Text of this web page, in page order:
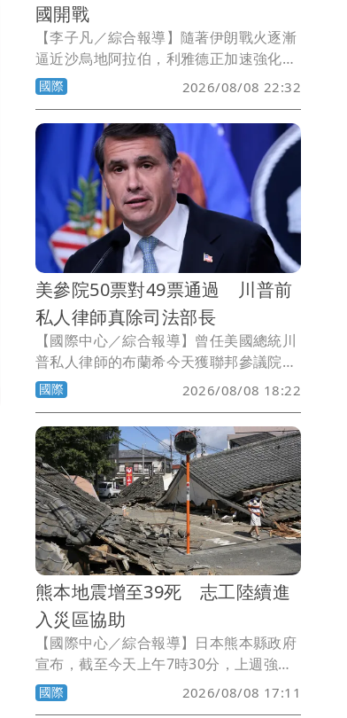
國開戰
【李子凡／綜合報導】隨著伊朗戰火逐漸
逼近沙烏地阿拉伯，利雅德正加速強化自
身安全防線。巴基斯坦與土耳其周五在麥
加與沙烏地簽署一項類似北約的共同防禦
協議，明定任何一國遭到攻擊，都將被視
為對三國全體的攻擊。
國際 2026/08/08 22:32
美參院50票對49票通過 川普前
私人律師真除司法部長
【國際中心／綜合報導】曾任美國總統川
普私人律師的布蘭希今天獲聯邦參議院確
認出任司法部長。儘管民主黨對司法部政
治化引以為憂，共和黨人對此滿不在乎。
國際 2026/08/08 18:22
熊本地震增至39死 志工陸續進
入災區協助
【國際中心／綜合報導】日本熊本縣政府
宣布，截至今天上午7時30分，上週強震
的罹難者增加到39人；今天是地震過後，
災區大致準備好開放義工進入所迎接的第
國際 2026/08/08 17:11